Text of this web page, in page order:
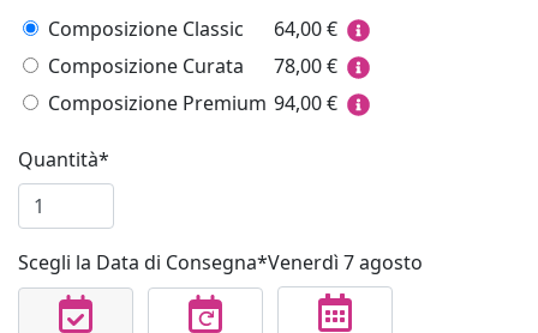
Composizione Classic
64,00€
Composizione Curata
78,00€
Composizione Premium 94,00€
Quantità*
Scegli la Data di Consegna*Venerdì 7 agosto